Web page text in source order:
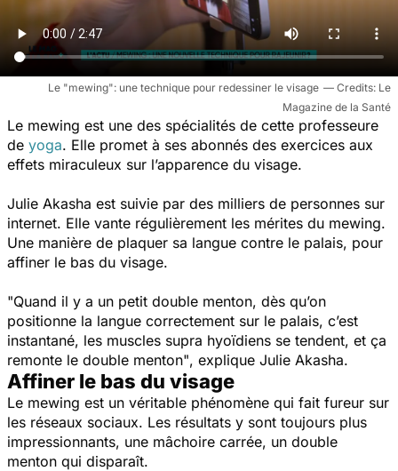
Le "mewing": une technique pour redessiner le visage
Le
Magazine de la Santé
Le mewing est une des spécialités de cette professeure
de yoga. Elle promet à ses abonnés des exercices aux
effets miraculeux sur l’apparence du visage.
Julie Akasha est suivie par des milliers de personnes sur
internet. Elle vante régulièrement les mérites du mewing.
Une manière de plaquer sa langue contre le palais, pour
affiner le bas du visage.
"Quand il y a un petit double menton, dès qu’on
positionne la langue correctement sur le palais, c’est
instantané, les muscles supra hyoïdiens se tendent, et ça
remonte le double menton", explique Julie Akasha.
Affiner le bas du visage
Le mewing est un véritable phénomène qui fait fureur sur
les réseaux sociaux. Les résultats y sont toujours plus
impressionnants, une mâchoire carrée, un double
menton qui disparaît.